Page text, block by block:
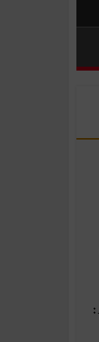
بنك ABC يطلق تطبيقته ABC CLIC :